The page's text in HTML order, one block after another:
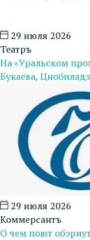
29 июля 2026
Театръ
На «Уральском
Букаева,
29 июля 2026
Коммерсантъ
О чем поют